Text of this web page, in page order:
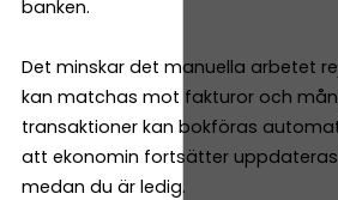
banken.
Det minskar det manuella arbetet
kan matchas mot fakturor och
transaktioner kan bokföras
att ekonomin fortsätter
medan du är ledig.